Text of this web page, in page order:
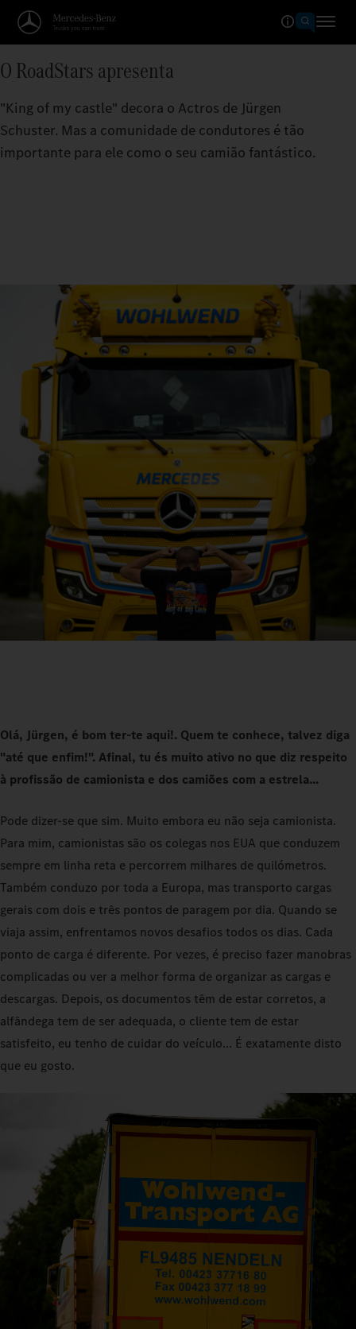
O RoadStars apresenta
"King of my castle" decora o Actros de Jürgen
Schuster. Mas a comunidade de condutores é tão
importante para ele como o seu camião fantástico.
Olá, Jürgen, é bom ter-te aqui!. Quem te conhece, talvez diga
"até que enfim!". Afinal, tu és muito ativo no que diz respeito
à profissão de camionista e dos camiões com a estrela...
Pode dizer‑se que sim. Muito embora eu não seja camionista.
Para mim, camionistas são os colegas nos EUA que conduzem
sempre em linha reta e percorrem milhares de quilómetros.
Também conduzo por toda a Europa, mas transporto cargas
gerais com dois e três pontos de paragem por dia. Quando se
viaja assim, enfrentamos novos desafios todos os dias. Cada
ponto de carga é diferente. Por vezes, é preciso fazer manobras
complicadas ou ver a melhor forma de organizar as cargas e
descargas. Depois, os documentos têm de estar corretos, a
alfândega tem de ser adequada, o cliente tem de estar
satisfeito, eu tenho de cuidar do veículo... É exatamente disto
que eu gosto.